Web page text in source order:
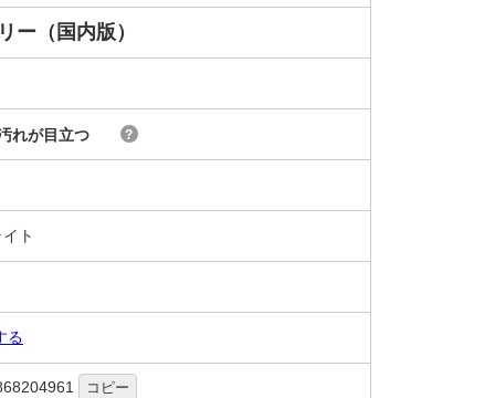
ー（国内版）
れが目立つ ?
ト
る
コピー